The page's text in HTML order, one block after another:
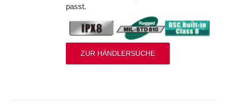
passt.
ZUR HÄNDLERSUCHE